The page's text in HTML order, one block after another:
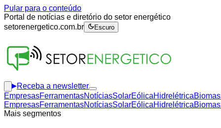
Pular para o conteúdo
Portal de notícias e diretório do setor energético
setorenergetico.com.br
Escuro
Receba a newsletter
EmpresasFerramentasNotíciasSolarEólicaHidrelétrica
EmpresasFerramentasNotíciasSolarEólicaHidrelétrica
Mais segmentos